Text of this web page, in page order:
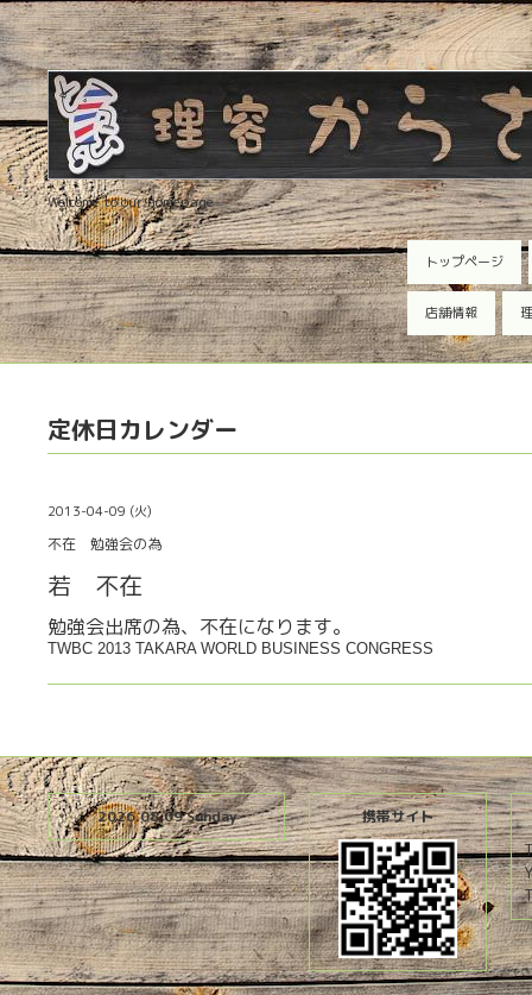
Welcome to our homepage
トップページ
店舗情報
定休日カレンダー
2013-04-09 (火)
不在 勉強会の為
若 不在
勉強会出席の為、不在になります。
TWBC 2013 TAKARA WORLD BUSINESS CONGRESS
2026.08.09 Sunday 携帯サイト